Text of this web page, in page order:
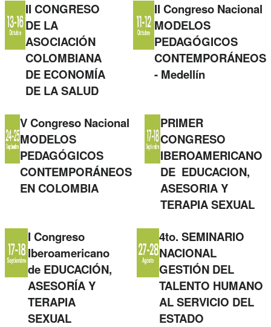
II CONGRESO
DE LA
ASOCIACIÓN
COLOMBIANA
DE ECONOMÍA
DE LA SALUD
II Congreso Nacional
MODELOS
PEDAGÓGICOS
CONTEMPORÁNEOS
- Medellín
V Congreso Nacional
MODELOS
PEDAGÓGICOS
CONTEMPORÁNEOS
EN COLOMBIA
PRIMER
CONGRESO
IBEROAMERICANO
DE EDUCACION,
ASESORIA Y
TERAPIA SEXUAL
I Congreso
Iberoamericano
de EDUCACIÓN,
ASESORÍA Y
TERAPIA
SEXUAL
4to. SEMINARIO
NACIONAL
GESTIÓN DEL
TALENTO HUMANO
AL SERVICIO DEL
ESTADO